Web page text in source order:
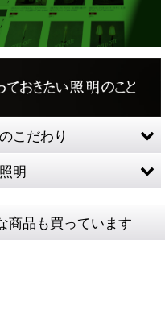
こだわり
明
商品も買っています